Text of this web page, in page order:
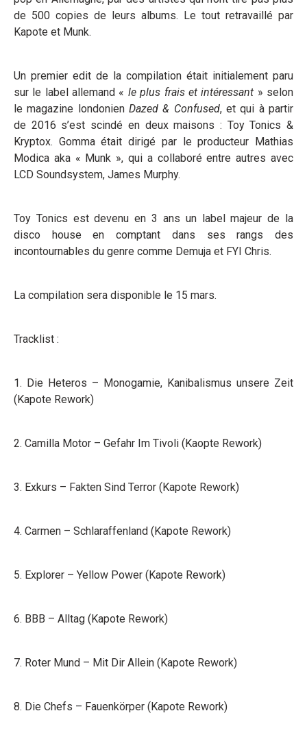
de 500 copies de leurs albums. Le tout retravaillé par
Kapote et Munk.
Un premier edit de la compilation était initialement paru
sur le label allemand « le plus frais et intéressant » selon
le magazine londonien Dazed & Confused, et qui à partir
de 2016 s’est scindé en deux maisons : Toy Tonics &
Kryptox. Gomma était dirigé par le producteur Mathias
Modica aka « Munk », qui a collaboré entre autres avec
LCD Soundsystem, James Murphy.
Toy Tonics est devenu en 3 ans un label majeur de la
disco house en comptant dans ses rangs des
incontournables du genre comme Demuja et FYI Chris.
La compilation sera disponible le 15 mars.
Tracklist :
1. Die Heteros – Monogamie, Kanibalismus unsere Zeit
(Kapote Rework)
2. Camilla Motor – Gefahr Im Tivoli (Kaopte Rework)
3. Exkurs – Fakten Sind Terror (Kapote Rework)
4. Carmen – Schlaraffenland (Kapote Rework)
5. Explorer – Yellow Power (Kapote Rework)
6. BBB – Alltag (Kapote Rework)
7. Roter Mund – Mit Dir Allein (Kapote Rework)
8. Die Chefs – Fauenkörper (Kapote Rework)